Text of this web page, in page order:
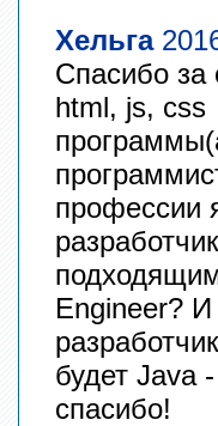
Хельга
Спасибо за
html, js, css
профессии
Engineer?
будет Java
спасибо!